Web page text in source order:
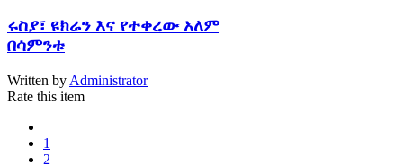
ሩስያ፣ ዩክሬን እና የተቀረው አለም
በሳምንቱ
Written by Administrator
Rate this item
1
2